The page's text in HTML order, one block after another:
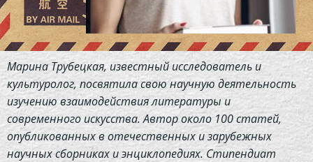
Марина Трубецкая, известный исследователь и
культуролог, посвятила свою научную деятельность
изучению взаимодействия литературы и
современного искусства. Автор около 100 статей,
опубликованных в отечественных и зарубежных
научных сборниках и энциклопедиях. Стипендиат